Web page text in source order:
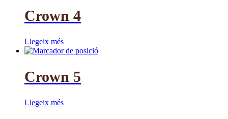
Crown 4
Llegeix més
Crown 5
Llegeix més